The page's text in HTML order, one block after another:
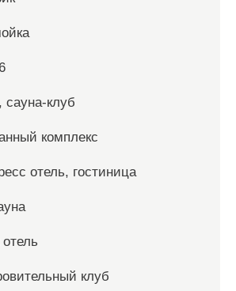
сауна-клуб
комплекс
отель, гостиница
клуб